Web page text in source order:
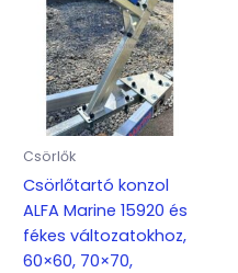
Csörlők
Csörlőtartó konzol
ALFA Marine 15920 és
fékes változatokhoz,
60×60, 70×70,